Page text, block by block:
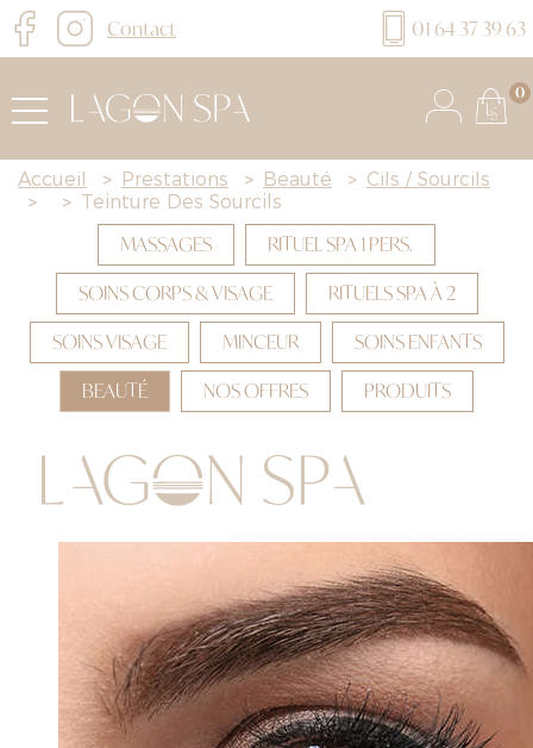
Contact 01 64 37 39 63
0
Accueil > Prestations > Beauté > Cils / Sourcils
>
> Teinture Des Sourcils
MASSAGES
RITUEL SPA 1 PERS.
SOINS CORPS & VISAGE
RITUELS SPA À 2
SOINS VISAGE
MINCEUR
SOINS ENFANTS
BEAUTÉ
NOS OFFRES PRODUITS